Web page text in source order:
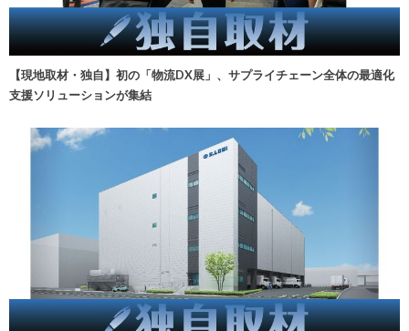
【現地取材・独自】初の「物流DX展」、サプライチェーン全体の最適化
支援ソリューションが集結